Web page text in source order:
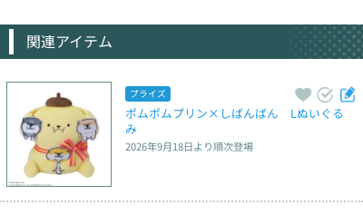
関連アイテム
プライズ
ポムポムプリン×しばんばん　Lぬいぐる
み
2026年9月18日より順次登場